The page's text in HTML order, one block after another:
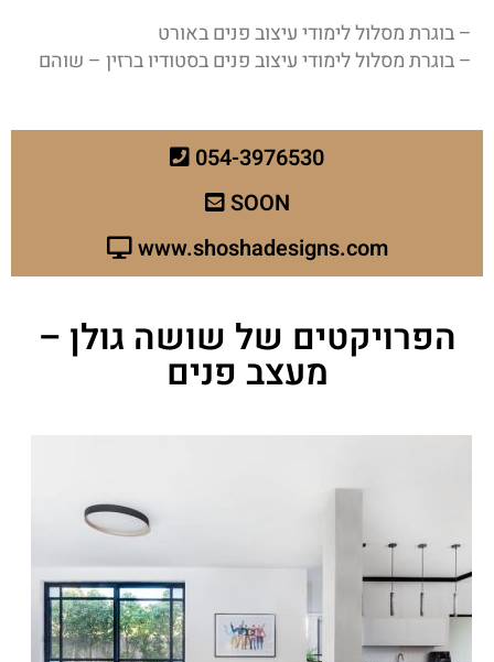
– בוגרת מסלול לימודי עיצוב פנים באורט
– בוגרת מסלול לימודי עיצוב פנים בסטודיו ברזין – שוהם
054-3976530
SOON
www.shoshadesigns.com
הפרויקטים של שושה גולן –
מעצב פנים